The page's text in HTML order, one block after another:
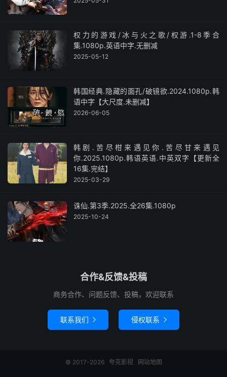
权力的游戏/冰与火之歌/权游.1-8季合
集.1080p.英语中字.无删减
2025-05-12
韩国经典.隐藏的面孔/破镜欲.2024.1080p.韩
语中字【大尺度.未删减】
2026-06-05
韩剧.苦尽柑来遇见你.苦尽甘来遇见
你.2025.1080p.韩语英语.中英双字【更新全
16集.完结】
2025-03-29
诛仙.第3季.2025.全26集.1080p
2025-10-24
合作&反馈&投稿
商务合作、问题反馈、投稿，欢迎联系
联系我们  侵权联系 
© 2017-2026 夸克影视 网站地图